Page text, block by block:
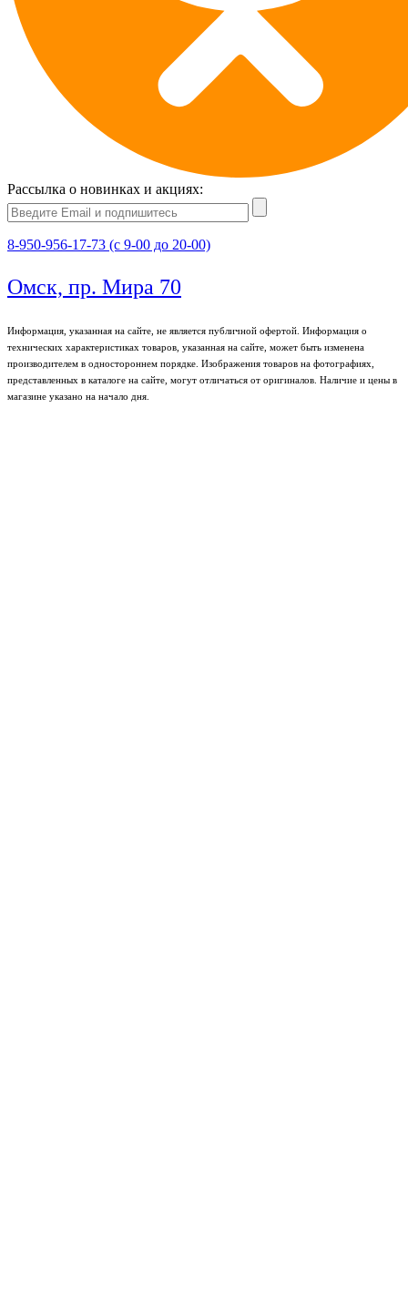
Рассылка о новинках и акциях:
8-950-956-17-73 (с 9-00 до 20-00)
Омск, пр. Мира 70
Информация, указанная на сайте, не является публичной офертой. Информация о
технических характеристиках товаров, указанная на сайте, может быть изменена
производителем в одностороннем порядке. Изображения товаров на фотографиях,
представленных в каталоге на сайте, могут отличаться от оригиналов. Наличие и цены в
магазине указано на начало дня.